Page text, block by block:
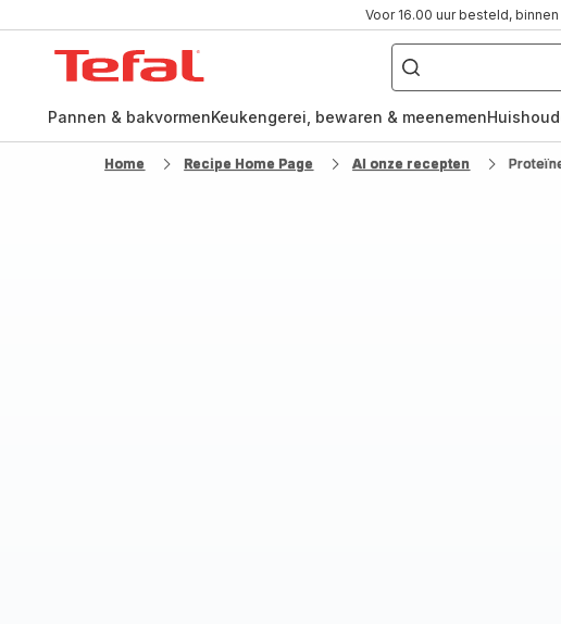
Voor 16.00 uur besteld,
Waar
ben
naar
Pannen & bakvormenKeukengerei, bewaren & meenemen
Home Recipe Home Page Al onze recepten